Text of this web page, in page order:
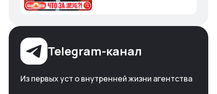
Telegram-канал
Из первых уст о внутренней жизни агентства